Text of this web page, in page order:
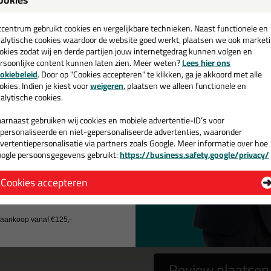
gebruiken het e-mailadres alleen om contact op te nemen bij vragen)
nee
gebruikt cookies en vergelijkbare technieken. Naast functionele en
cookies waardoor de website goed werkt, plaatsen we ook
zodat wij en derde partijen jouw internetgedrag kunnen volgen en
content kunnen laten zien. Meer weten?Lees hier ons
. Door op "Cookies accepteren" te klikken, ga je akkoord met alle
Indien je kiest voorweigeren, plaatsen we alleen functionele en
cookies.
gebruiken wij cookies en mobiele advertentie-ID’s voor
en niet-gepersonaliseerde advertenties, waaronder
via partners zoals Google. Meer informatie over hoe
persoonsgegevens gebruikt:https://business.safety.google/privacy/
Cookies accepteren
💚
en ontvang een
€35,-bij je eerste bestelling!
de actiecode ›
geen cadeau
vanaf €125,-